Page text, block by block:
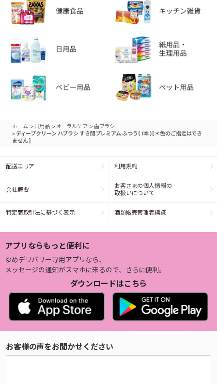
ホーム > 日用品 > オーラルケア >歯ブラシ
>ディープクリーン ハブラシ すき間プレミアム ふつう ( 1本 ) [＊色のご指定はでき
ません]
配送エリア 利用規約
会社概要
お客さまの個人情報の
取扱いについて
特定商取引法に基づく表示 酒類販売管理者標識
アプリならもっと便利に
ゆめデリバリー専用アプリなら、
メッセージの通知がスマホに来るので、さらに便利。
ダウンロードはこちら
お客様の声をお聞かせください